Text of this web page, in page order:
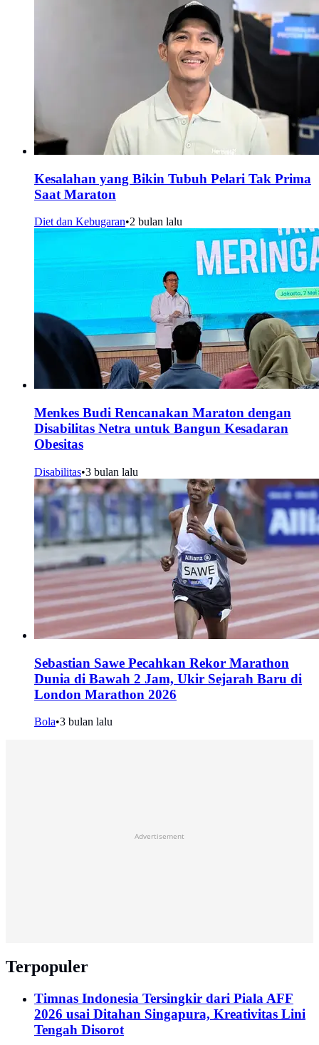
Kesalahan yang Bikin Tubuh Pelari Tak Prima
Saat Maraton
Diet dan Kebugaran•2 bulan lalu
Menkes Budi Rencanakan Maraton dengan
Disabilitas Netra untuk Bangun Kesadaran
Obesitas
Disabilitas•3 bulan lalu
Sebastian Sawe Pecahkan Rekor Marathon
Dunia di Bawah 2 Jam, Ukir Sejarah Baru di
London Marathon 2026
Bola•3 bulan lalu
Advertisement
Terpopuler
Timnas Indonesia Tersingkir dari Piala AFF
2026 usai Ditahan Singapura, Kreativitas Lini
Tengah Disorot